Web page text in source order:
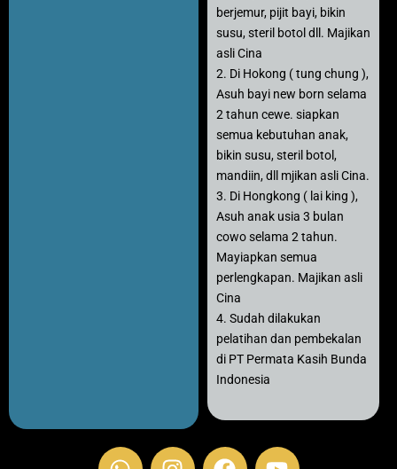
berjemur, pijit bayi, bikin
susu, steril botol dll. Majikan
asli Cina
2. Di Hokong ( tung chung ),
Asuh bayi new born selama
2 tahun cewe. siapkan
semua kebutuhan anak,
bikin susu, steril botol,
mandiin, dll mjikan asli Cina.
3. Di Hongkong ( lai king ),
Asuh anak usia 3 bulan
cowo selama 2 tahun.
Mayiapkan semua
perlengkapan. Majikan asli
Cina
4. Sudah dilakukan
pelatihan dan pembekalan
di PT Permata Kasih Bunda
Indonesia
W
I
F
Y